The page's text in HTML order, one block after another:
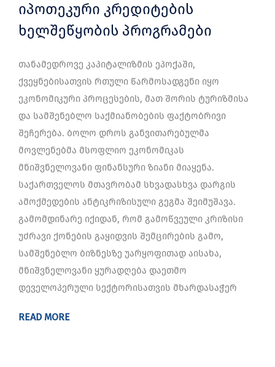
იპოთეკური კრედიტების
ხელშეწყობის პროგრამები
თანამედროვე კაპიტალიზმის ეპოქაში,
ქვეყნებისათვის რთული წარმოსადგენი იყო
ეკონომიკური პროცესების, მათ შორის ტურიზმისა
და სამშენებლო საქმიანობების ფაქტობრივი
შეჩერება. ბოლო დროს განვითარებულმა
მოვლენებმა მსოფლიო ეკონომიკას
მნიშვნელოვანი ფინანსური ზიანი მიაყენა.
საქართველოს მთავრობამ სხვადასხვა დარგის
ამოქმედების ანტიკრიზისული გეგმა შეიმუშავა.
გამომდინარე იქიდან, რომ გამოწვეული კრიზისი
უძრავი ქონების გაყიდვის შემცირების გამო,
სამშენებლო ბიზნესზე უარყოფითად აისახა,
მნიშვნელოვანი ყურადღება დაეთმო
დეველოპერული სექტორისათვის მხარდასაჭერ
READ MORE